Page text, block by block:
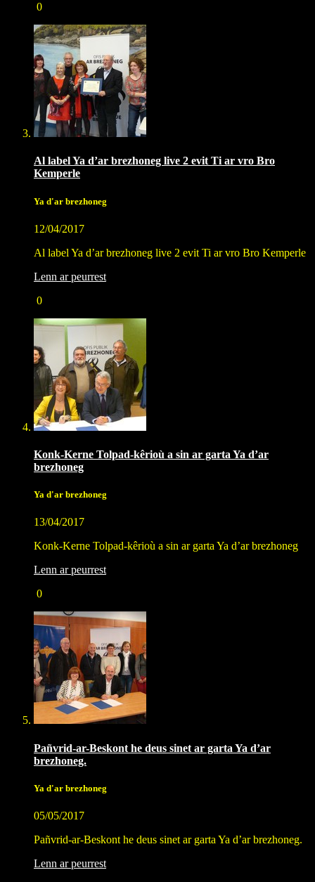
0
Al label Ya d’ar brezhoneg live 2 evit Ti ar vro Bro
Kemperle
Ya d'ar brezhoneg
12/04/2017
Al label Ya d’ar brezhoneg live 2 evit Ti ar vro Bro Kemperle
Lenn ar peurrest
0
Konk-Kerne Tolpad-kêrioù a sin ar garta Ya d’ar
brezhoneg
Ya d'ar brezhoneg
13/04/2017
Konk-Kerne Tolpad-kêrioù a sin ar garta Ya d’ar brezhoneg
Lenn ar peurrest
0
Pañvrid-ar-Beskont he deus sinet ar garta Ya d’ar
brezhoneg.
Ya d'ar brezhoneg
05/05/2017
Pañvrid-ar-Beskont he deus sinet ar garta Ya d’ar brezhoneg.
Lenn ar peurrest